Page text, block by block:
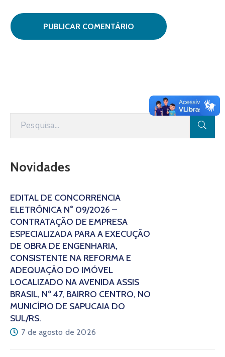
Novidades
EDITAL DE CONCORRÊNCIA
ELETRÔNICA N° 09/2026 –
CONTRATAÇÃO DE EMPRESA
ESPECIALIZADA PARA A EXECUÇÃO
DE OBRA DE ENGENHARIA,
CONSISTENTE NA REFORMA E
ADEQUAÇÃO DO IMÓVEL
LOCALIZADO NA AVENIDA ASSIS
BRASIL, Nº 47, BAIRRO CENTRO, NO
MUNICÍPIO DE SAPUCAIA DO
SUL/RS.
7 de agosto de 2026